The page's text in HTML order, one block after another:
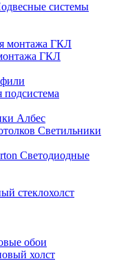
системы
ГКЛ
подсистема
Албес
Светильники
Светодиодные
стеклохолст
обои
холст